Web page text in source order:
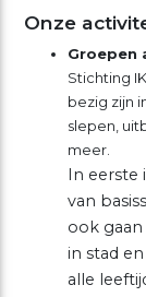
Onze
Groepen
Stichting
bezig zijn
slepen,
meer.
In
van
ook
in stad
alle